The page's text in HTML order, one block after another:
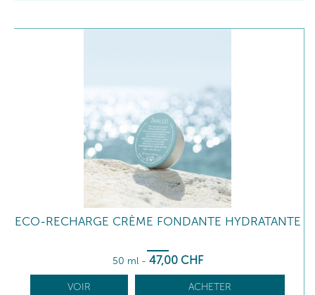
ECO-RECHARGE CRÈME FONDANTE HYDRATANTE
50 ml - 47,00 CHF
VOIR ACHETER